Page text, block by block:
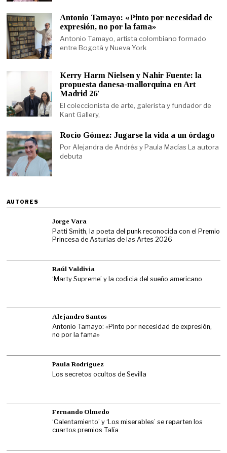
Antonio Tamayo: «Pinto por necesidad de
expresión, no por la fama»
Antonio Tamayo, artista colombiano formado
entre Bogotá y Nueva York
Kerry Harm Nielsen y Nahir Fuente: la
propuesta danesa-mallorquina en Art
Madrid 26′
El coleccionista de arte, galerista y fundador de
Kant Gallery,
Rocío Gómez: Jugarse la vida a un órdago
Por Alejandra de Andrés y Paula Macías La autora
debuta
AUTORES
Jorge Vara
Patti Smith, la poeta del punk reconocida con el Premio
Princesa de Asturias de las Artes 2026
Raúl Valdivia
‘Marty Supreme’ y la codicia del sueño americano
Alejandro Santos
Antonio Tamayo: «Pinto por necesidad de expresión,
no por la fama»
Paula Rodríguez
Los secretos ocultos de Sevilla
Fernando Olmedo
‘Calentamiento’ y ‘Los miserables’ se reparten los
cuartos premios Talía